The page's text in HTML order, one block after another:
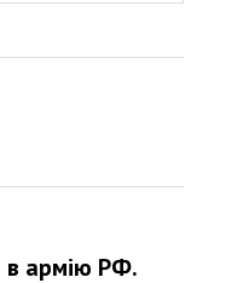
в армію РФ.